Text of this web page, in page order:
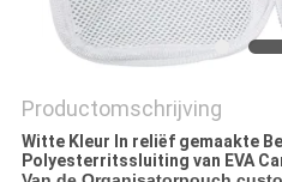
Productomschrijving
Witte Kleur In reliëf gemaakte
Polyesterritssluiting van EVA